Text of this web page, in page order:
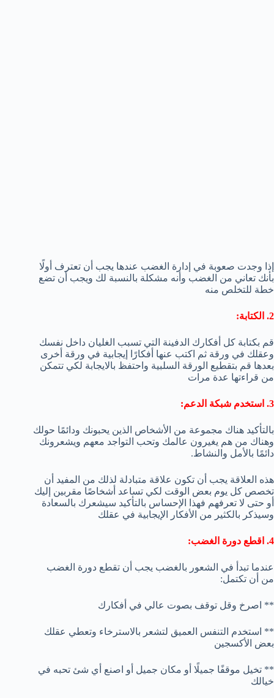
إذا وجدت صعوبة في إدارة الغضب عندها يجب أن تعترف أولًا
بأنك تعاني من الغضب وأنه مشكلة بالنسبة لك ويجب أن تضع
خطة للتخلص منه
2. الكتابة:
قم بكتابة كل أفكارك الدفينة التي تسبب الغليان داخل نفسك
وعقلك في ورقة ثم اكتب عنها أفكارًا إيجابية في ورقة أخرى
بعدها قم بتقطيع الورقة السلبية واحتفظ بالايجابة لكي تتمكن
من قراءتها عدة مرات
3. استخدم شبكة الدعم:
بالتأكيد هناك مجموعة من الأشخاص الذين يحبونك ودائمًا حولك
وهناك من هم يغيرون عالمك وتحب التواجد معهم ويشعرونك
دائمًا بالأمل والنشاط.
هذه العلاقة يجب أن تكون علاقة متبادلة لذلك من المفيد أن
تخصص كل يوم بعض الوقت لكي تساعد أشخاصًا مقربين إليك
أو حتى لا تعرفهم فهذا الإحساس بالتأكيد سيشعرك بالسعادة
وسيذكر بالكثير من الأفكار الإيجابية في عقلك
4. اقطع دورة الغضب:
عندما تبدأ في الشعور بالغضب يجب أن تقطع دورة الغضب
من أن تكتمل:
** اصرخ وقل توقف بصوت عالي في أفكارك
** استخدم التنفس العميق لتشعر بالاسترخاء وتعطي عقلك
بعض الأكسجين
** تخيل موقفًا جميلًا أو مكان جميل أو اصنع أي شئ تحبه في
خيالك